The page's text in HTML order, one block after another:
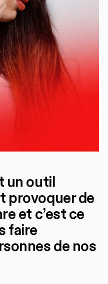
un outil
provoquer de
et c’est ce
faire
de nos